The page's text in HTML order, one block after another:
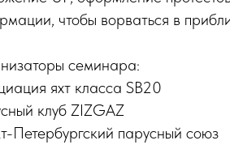
чтобы ворваться в
семинара:
яхт класса SB20
клуб ZIZGAZ
Петербургский парусный союз